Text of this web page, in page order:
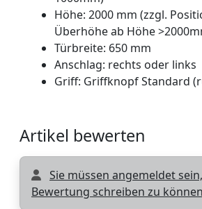
Höhe: 2000 mm (zzgl.
Überhöhe ab Höhe
Türbreite: 650 mm
Anschlag: rechts oder links
Griff: Griffknopf Standard
Artikel bewerten
Sie müssen angemeldet
Bewertung schreiben zu